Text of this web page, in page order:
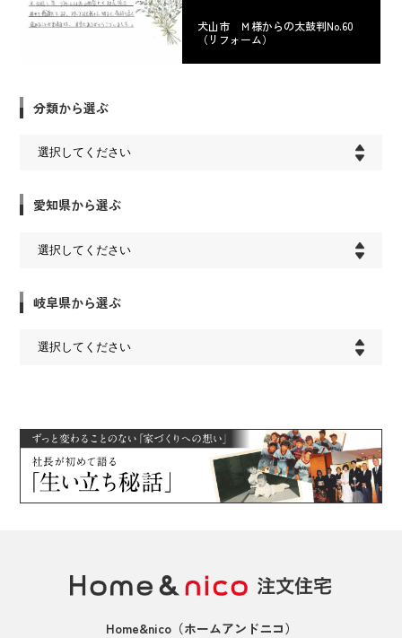
犬山市 Ｍ様からの太鼓判No.60
（リフォーム）
分類から選ぶ
愛知県から選ぶ
岐阜県から選ぶ
Home&nico（ホームアンドニコ）